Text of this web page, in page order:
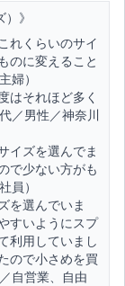
》
れくらいのサイ
のに変えること
婦）
はそれほど多く
／男性／神奈川
イズを選んでま
で少ない方がも
員）
を選んでいま
すいようにスプ
利用していまし
ので小さめを買
自営業、自由